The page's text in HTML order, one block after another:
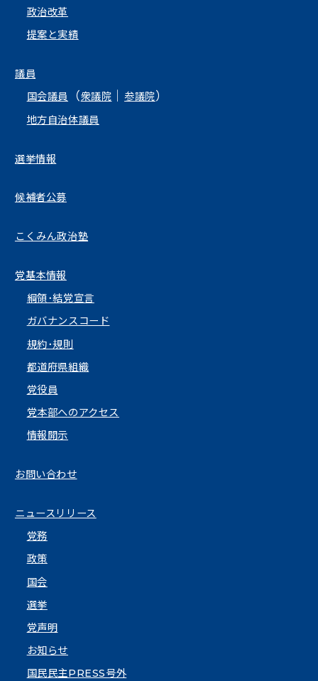
政治改革
提案と実績
議員
国会議員
（衆議院 ｜参議院）
地方自治体議員
選挙情報
候補者公募
こくみん政治塾
党基本情報
綱領･結党宣言
ガバナンスコード
規約･規則
都道府県組織
党役員
党本部へのアクセス
情報開示
お問い合わせ
ニュースリリース
党務
政策
国会
選挙
党声明
お知らせ
国民民主PRESS号外